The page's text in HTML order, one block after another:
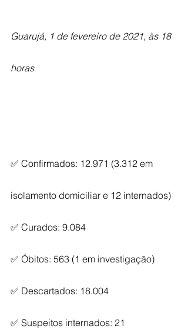
Guarujá, 1 de fevereiro de 2021, às 18
horas
✅ Confirmados: 12.971 (3.312 em
isolamento domiciliar e 12 internados)
✅ Curados: 9.084
✅ Óbitos: 563 (1 em investigação)
✅ Descartados: 18.004
✅ Suspeitos internados: 21